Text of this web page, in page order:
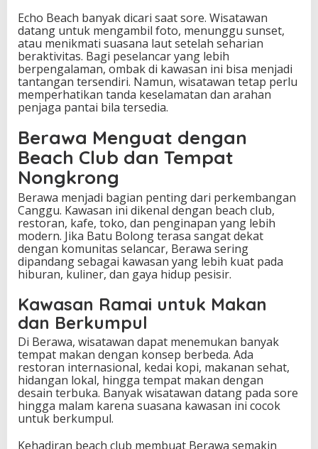
Echo Beach banyak dicari saat sore. Wisatawan
datang untuk mengambil foto, menunggu sunset,
atau menikmati suasana laut setelah seharian
beraktivitas. Bagi peselancar yang lebih
berpengalaman, ombak di kawasan ini bisa menjadi
tantangan tersendiri. Namun, wisatawan tetap perlu
memperhatikan tanda keselamatan dan arahan
penjaga pantai bila tersedia.
Berawa Menguat dengan
Beach Club dan Tempat
Nongkrong
Berawa menjadi bagian penting dari perkembangan
Canggu. Kawasan ini dikenal dengan beach club,
restoran, kafe, toko, dan penginapan yang lebih
modern. Jika Batu Bolong terasa sangat dekat
dengan komunitas selancar, Berawa sering
dipandang sebagai kawasan yang lebih kuat pada
hiburan, kuliner, dan gaya hidup pesisir.
Kawasan Ramai untuk Makan
dan Berkumpul
Di Berawa, wisatawan dapat menemukan banyak
tempat makan dengan konsep berbeda. Ada
restoran internasional, kedai kopi, makanan sehat,
hidangan lokal, hingga tempat makan dengan
desain terbuka. Banyak wisatawan datang pada sore
hingga malam karena suasana kawasan ini cocok
untuk berkumpul.
Kehadiran beach club membuat Berawa semakin